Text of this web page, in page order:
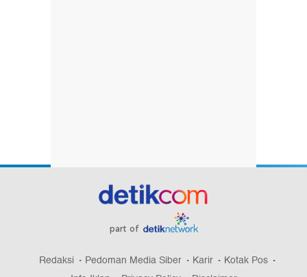
part of
Redaksi Pedoman Media Siber Karir
Kotak Pos